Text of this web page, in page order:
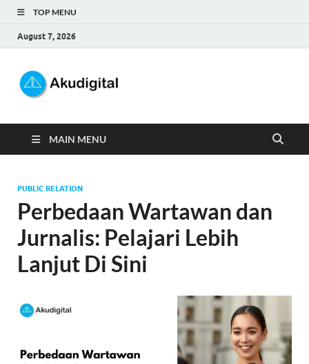
TOP MENU
August 7, 2026
MAIN MENU
PUBLIC RELATION
Perbedaan Wartawan dan
Jurnalis: Pelajari Lebih
Lanjut Di Sini